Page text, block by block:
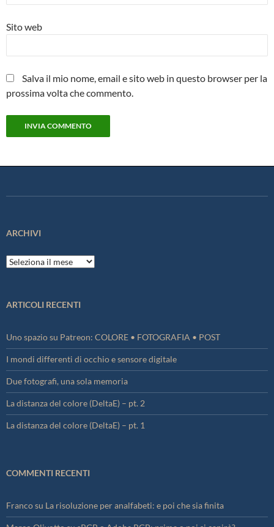
Sito web
Salva il mio nome, email e sito web in questo browser per la
prossima volta che commento.
ARCHIVI
Archivi
ARTICOLI RECENTI
Uno spazio su Patreon: COLORE • FOTOGRAFIA • POST
I mondi differenti di occhio e sensore digitale
Due fotografi, una sola memoria
La distanza del colore (DeltaE) – pt. 2
La distanza del colore (DeltaE) – pt. 1
COMMENTI RECENTI
Francosu La risoluzione per analfabeti: e poi che sia finita